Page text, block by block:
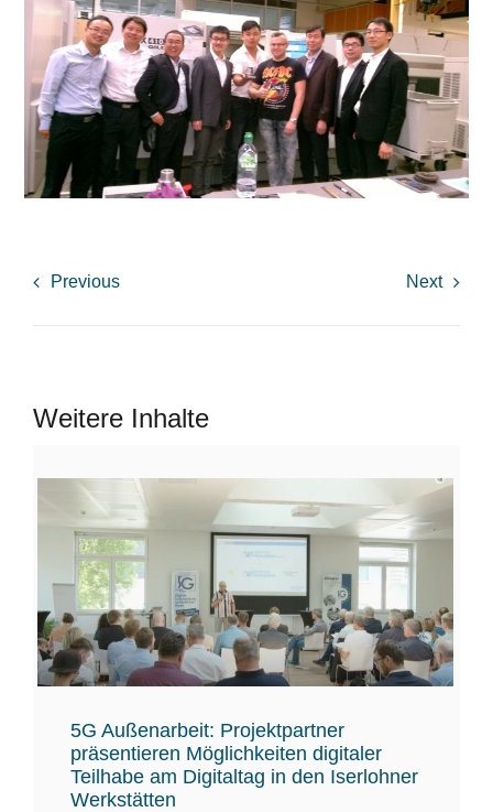
Previous Next
Weitere Inhalte
5G Außenarbeit: Projektpartner
präsentieren Möglichkeiten digitaler
Teilhabe am Digitaltag in den Iserlohner
Werkstätten